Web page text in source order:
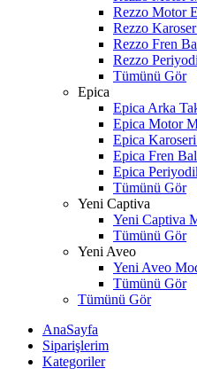
Rezzo Motor
Rezzo
Rezzo Fren
Rezzo
Tümünü Gör
Epica
Epica Arka
Epica Motor
Epica
Epica Fren
Epica
Tümünü Gör
Yeni Captiva
Yeni Captiva
Tümünü Gör
Yeni Aveo
Yeni Aveo
Tümünü Gör
Tümünü Gör
AnaSayfa
Siparişlerim
Kategoriler